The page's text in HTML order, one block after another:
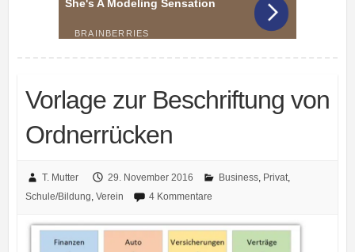
Vorlage zur Beschriftung von
Ordnerrücken
T. Mutter 29. November 2016 Business, Privat,
Schule/Bildung, Verein 4 Kommentare